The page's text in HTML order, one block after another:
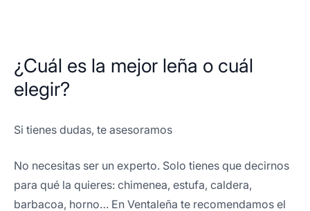
¿Cuál es la mejor leña o cuál
elegir?
Si tienes dudas, te asesoramos
No necesitas ser un experto. Solo tienes que decirnos
para qué la quieres: chimenea, estufa, caldera,
barbacoa, horno… En Ventaleña te recomendamos el